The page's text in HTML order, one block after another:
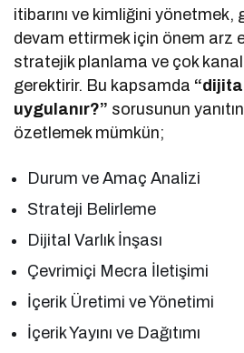
itibarını ve kimliğini yönetmek,
devam ettirmek için önem arz
stratejik planlama ve çok
gerektirir. Bu kapsamda
uygulanır?” sorusunun
özetlemek mümkün;
Durum ve Amaç Analizi
Strateji Belirleme
Dijital Varlık İnşası
Çevrimiçi Mecra İletişimi
İçerik Üretimi ve Yönetimi
İçerik Yayını ve Dağıtımı